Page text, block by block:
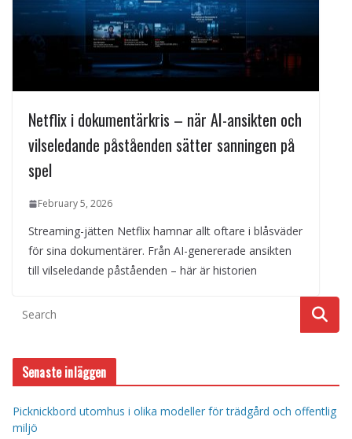
Netflix i dokumentärkris – när AI-ansikten och
vilseledande påståenden sätter sanningen på
spel
February 5, 2026
Streaming-jätten Netflix hamnar allt oftare i blåsväder
för sina dokumentärer. Från AI-genererade ansikten
till vilseledande påståenden – här är historien
Senaste inläggen
Picknickbord utomhus i olika modeller för trädgård och offentlig
miljö